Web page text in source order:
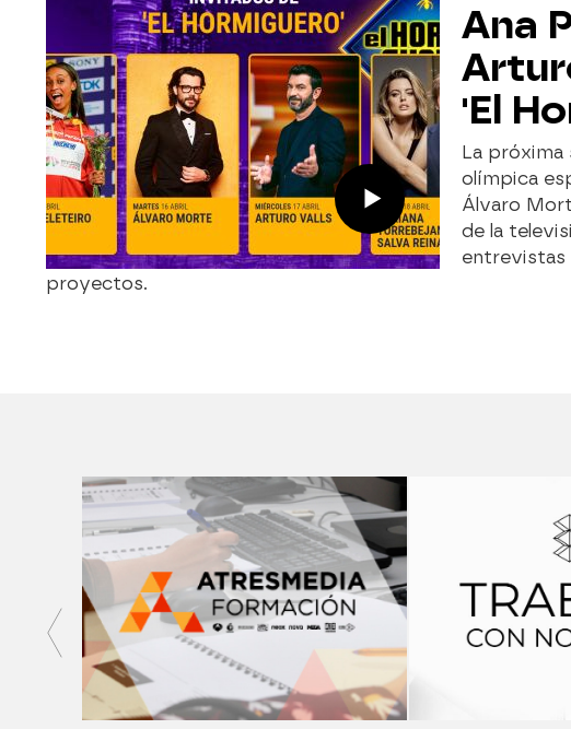
Ana
'El
La próxima
olímpica
Álvaro
de la
entrevistas
proyectos.